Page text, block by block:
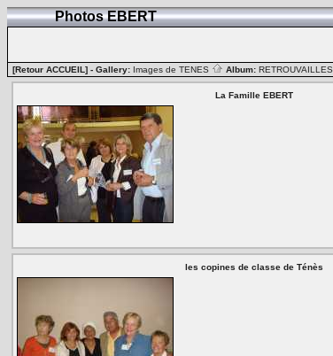
Photos EBERT
[Retour ACCUEIL] - Gallery: Images de TENES Album: RETROUVAILLES
La Famille EBERT
les copines de classe de Ténès